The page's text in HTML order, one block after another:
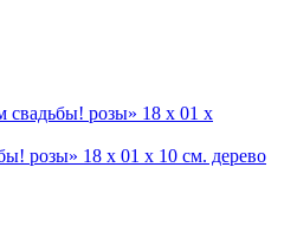
розы» 18 х 01 х 10 см. дерево